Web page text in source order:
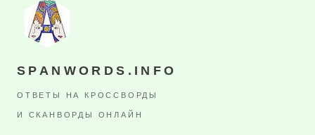
SPANWORDS.INFO
ОТВЕТЫ НА КРОССВОРДЫ
И СКАНВОРДЫ ОНЛАЙН